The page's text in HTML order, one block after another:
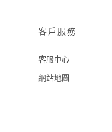
客戶服務
客服中心
網站地圖